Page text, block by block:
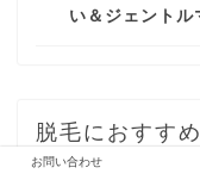
い＆ジェント
脱毛におすす
お問い合わせ